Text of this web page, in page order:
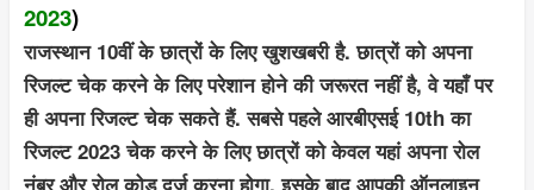
2023)
राजस्थान 10वीं के छात्रों के लिए खुशखबरी है. छात्रों को अपना
रिजल्ट चेक करने के लिए परेशान होने की जरूरत नहीं है, वे यहाँ पर
ही अपना रिजल्ट चेक सकते हैं. सबसे पहले आरबीएसई 10th का
रिजल्ट 2023 चेक करने के लिए छात्रों को केवल यहां अपना रोल
नंबर और रोल कोड दर्ज करना होगा. इसके बाद आपकी ऑनलाइन